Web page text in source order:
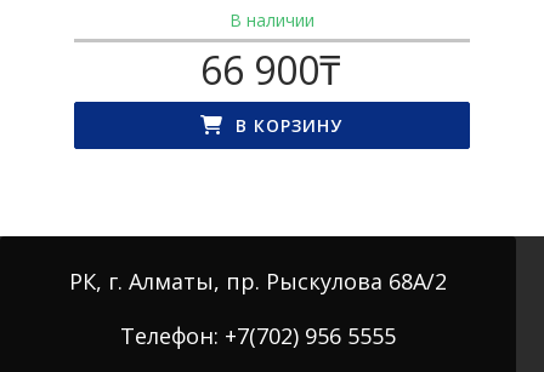
В наличии
66 900₸
В КОРЗИНУ
РК, г. Алматы, пр. Рыскулова 68А/2
Телефон: +7(702) 956 5555